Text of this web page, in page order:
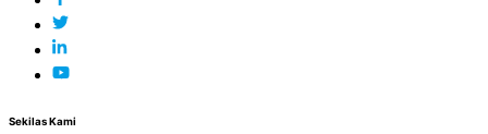
Sekilas Kami